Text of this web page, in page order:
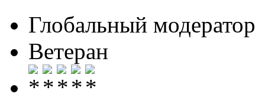
Глобальный модератор
Ветеран